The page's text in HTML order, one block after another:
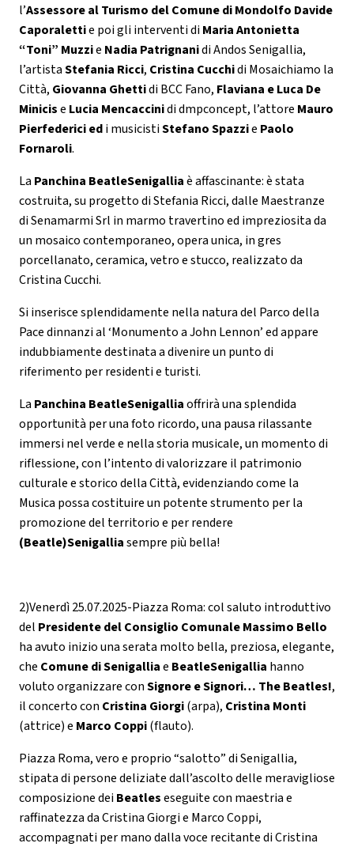
l’Assessore al Turismo del Comune di Mondolfo Davide
Caporalettie poi gli interventi diMaria Antonietta
“Toni” Muzzie Nadia Patrignanidi Andos Senigallia,
l’artistaStefania Ricci, Cristina Cucchidi Mosaichiamo la
Città, Giovanna Ghettidi BCC Fano, Flaviana e Luca De
Minicise Lucia Mencaccinidi dmpconcept, l’attore Mauro
Pierfederici edi musicistiStefano Spazzie Paolo
Fornaroli.
La Panchina BeatleSenigalliaè affascinante: è stata
costruita, su progetto di Stefania Ricci, dalle Maestranze
di Senamarmi Srl in marmo travertino ed impreziosita da
un mosaico contemporaneo, opera unica, in gres
porcellanato, ceramica, vetro e stucco, realizzato da
Cristina Cucchi.
Si inserisce splendidamente nella natura del Parco della
Pace dinnanzi al ‘Monumento a John Lennon’ ed appare
indubbiamente destinata a divenire un punto di
riferimento per residenti e turisti.
La Panchina BeatleSenigalliaoffrirà una splendida
opportunità per una foto ricordo, una pausa rilassante
immersi nel verde e nella storia musicale, un momento di
riflessione, con l’intento di valorizzare il patrimonio
culturale e storico della Città, evidenziando come la
Musica possa costituire un potente strumento per la
promozione del territorio e per rendere
(Beatle)Senigalliasempre più bella!
2)Venerdì 25.07.2025-Piazza Roma: col saluto introduttivo
del Presidente del Consiglio Comunale Massimo Bello
ha avuto inizio una serata molto bella, preziosa, elegante,
che Comune di Senigalliae BeatleSenigallia hanno
voluto organizzare conSignore e Signori… The Beatles!,
il concerto con Cristina Giorgi(arpa), Cristina Monti
(attrice) e Marco Coppi(flauto).
Piazza Roma, vero e proprio “salotto” di Senigallia,
stipata di persone deliziate dall’ascolto delle meravigliose
composizione deiBeatleseseguite con maestria e
raffinatezza da Cristina Giorgi e Marco Coppi,
accompagnati per mano dalla voce recitante di Cristina